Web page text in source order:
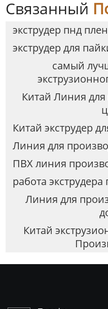
Связанный
экструдер пнд
экструдер для
самый
Китай Линия для
Китай экструдер
Линия для
ПВХ линия
работа
Линия для
Китай